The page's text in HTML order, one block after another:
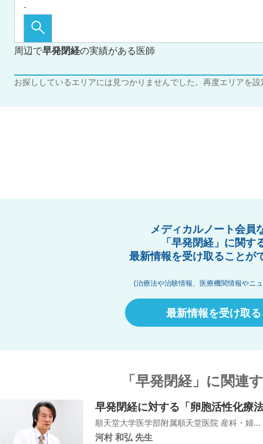
周辺で早発閉経の実績がある医師
お探ししているエリアには見つかりませんでした。再度エリアを
メディカルノート会員
「早発閉経」に関す
最新情報を受け取ることが
(治療法や治験情報、医療機関情報やニ
最新情報を受け取る
「早発閉経」に関連
早発閉経に対する「卵胞活性化療
順天堂大学医学部附属順天堂医院 産科・婦...
河村 和弘 先生